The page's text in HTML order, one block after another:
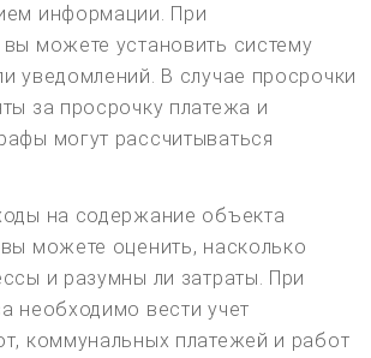
информации. При
можете установить систему
уведомлений. В случае просрочки
за просрочку платежа и
могут рассчитываться
на содержание объекта
можете оценить, насколько
и разумны ли затраты. При
необходимо вести учет
коммунальных платежей и работ